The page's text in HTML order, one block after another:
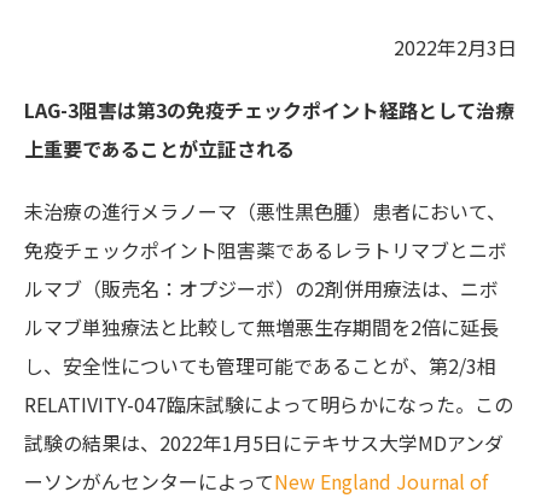
2022年2月3日
LAG-3阻害は第3の免疫チェックポイント経路として治療
上重要であることが立証される
未治療の進行メラノーマ（悪性黒色腫）患者において、
免疫チェックポイント阻害薬であるレラトリマブとニボ
ルマブ（販売名：オプジーボ）の2剤併用療法は、ニボ
ルマブ単独療法と比較して無増悪生存期間を2倍に延長
し、安全性についても管理可能であることが、第2/3相
RELATIVITY-047臨床試験によって明らかになった。この
試験の結果は、2022年1月5日にテキサス大学MDアンダ
ーソンがんセンターによってNew England Journal of